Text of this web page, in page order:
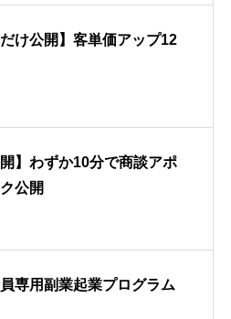
け公開】客単価アップ12
】わずか10分で商談アポ
公開
専用副業起業プログラム